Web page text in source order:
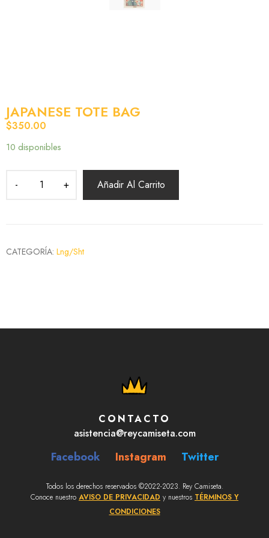
JAPANESE TOTE BAG
$350.00
10 disponibles
Añadir Al Carrito
CATEGORÍA: Lng/Sht
CONTACTO
asistencia@reycamiseta.com
Facebook Instagram Twitter
Todos los derechos reservados ©2022-2023. Rey Camiseta.
Conoce nuestro AVISO DE PRIVACIDAD y nuestros TÉRMINOS Y
CONDICIONES